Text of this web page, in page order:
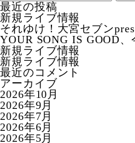
最近の投稿
新規ライブ情報
それゆけ！大宮セブン
YOUR SONG IS GOOD
新規ライブ情報
新規ライブ情報
最近のコメント
アーカイブ
2026年10月
2026年9月
2026年7月
2026年6月
2026年5月